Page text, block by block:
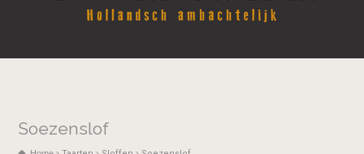
Soezenslof